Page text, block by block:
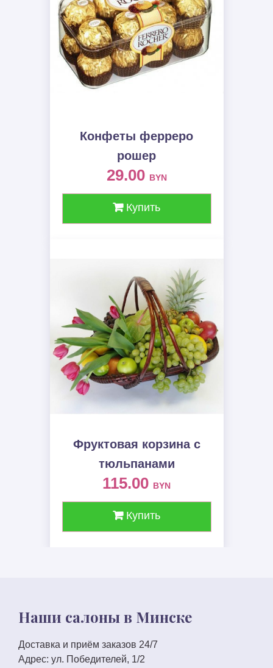
Конфеты ферреро
рошер
29.00 BYN
Купить
Фруктовая корзина c
тюльпанами
115.00 BYN
Купить
Наши салоны в Минске
Доставка и приём заказов 24/7
Адрес: ул. Победителей, 1/2